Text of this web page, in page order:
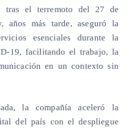
tras el terremoto del 27 de
años más tarde, aseguró la
esenciales durante la
19, facilitando el trabajo, la
en un contexto sin
la compañía aceleró la
del país con el despliegue